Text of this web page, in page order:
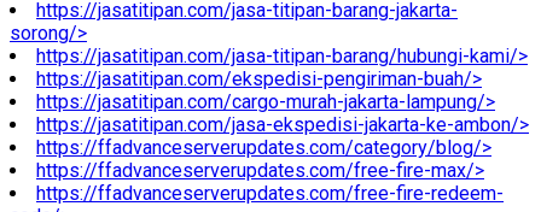
https://jasatitipan.com/jasa-titipan-barang-jakarta-
sorong/>
https://jasatitipan.com/jasa-titipan-barang/hubungi-kami/>
https://jasatitipan.com/ekspedisi-pengiriman-buah/>
https://jasatitipan.com/cargo-murah-jakarta-lampung/>
https://jasatitipan.com/jasa-ekspedisi-jakarta-ke-ambon/>
https://ffadvanceserverupdates.com/category/blog/>
https://ffadvanceserverupdates.com/free-fire-max/>
https://ffadvanceserverupdates.com/free-fire-redeem-